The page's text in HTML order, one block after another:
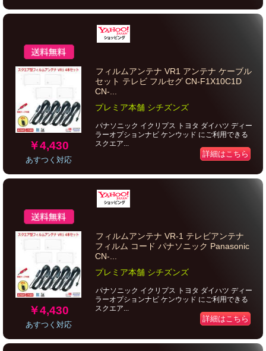
￥4,430
あすつく対応
フィルムアンテナ VR1 アンテナ ケーブル
セット テレビ フルセグ CN-F1X10C1D
CN-...
プレミア本舗 シチズンズ
パナソニック イクリプス トヨタ ダイハツ ディー
ラーオプションナビ ケンウッド にご利用できる
スクエア...
詳細はこちら
￥4,430
あすつく対応
フィルムアンテナ VR-1 テレビアンテナ
フィルム コード パナソニック Panasonic
CN-...
プレミア本舗 シチズンズ
パナソニック イクリプス トヨタ ダイハツ ディー
ラーオプションナビ ケンウッド にご利用できる
スクエア...
詳細はこちら